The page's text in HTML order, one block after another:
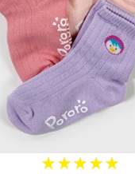
★★★★★
★★★★★